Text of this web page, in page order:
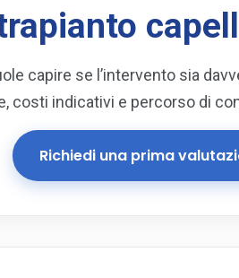
capire se l’intervento sia
costi indicativi e percorso di
Richiedi una prima